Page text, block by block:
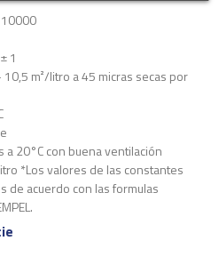
1
m²/litro a 45 micras secas por
a 20°C con buena ventilación
*Los valores de las constantes
de acuerdo con las formulas